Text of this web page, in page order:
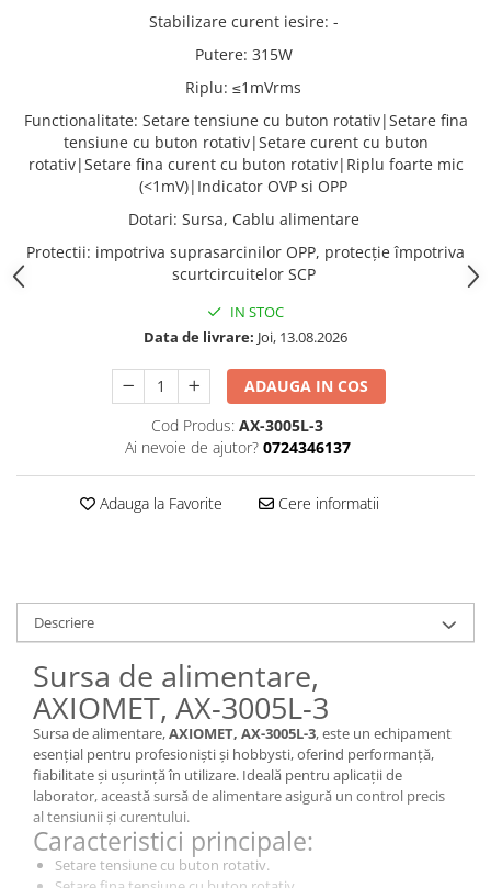
Stabilizare curent iesire: -
Putere: 315W
Riplu: ≤1mVrms
Functionalitate: Setare tensiune cu buton rotativ|Setare fina
tensiune cu buton rotativ|Setare curent cu buton
rotativ|Setare fina curent cu buton rotativ|Riplu foarte mic
(<1mV)|Indicator OVP si OPP
Dotari: Sursa, Cablu alimentare
Protectii: impotriva suprasarcinilor OPP, protecţie împotriva
scurtcircuitelor SCP
IN STOC
Data de livrare: Joi, 13.08.2026
ADAUGA IN COS
Cod Produs: AX-3005L-3
Ai nevoie de ajutor? 0724346137
Adauga la Favorite Cere informatii
Descriere
Sursa de alimentare,
AXIOMET, AX-3005L-3
Sursa de alimentare,AXIOMET, AX-3005L-3, este un echipament
esențial pentru profesioniști și hobbysti, oferind performanță,
fiabilitate și ușurință în utilizare. Ideală pentru aplicații de
laborator, această sursă de alimentare asigură un control precis
al tensiunii și curentului.
Caracteristici principale:
Setare tensiune cu buton rotativ.